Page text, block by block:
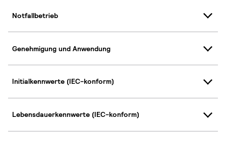
Notfallbetrieb
Genehmigung und Anwendung
Initialkennwerte (IEC-konform)
Lebensdauerkennwerte (IEC-konform)